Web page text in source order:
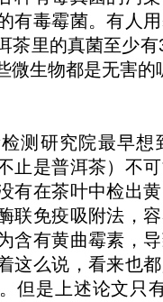
有毒霉菌。有人
茶里的真菌至少
微生物都是无害的
测研究院最早想
止是普洱茶）不
有在茶叶中检出
联免疫吸附法，
含有黄曲霉素，
这么说，看来也
但是上述论文只